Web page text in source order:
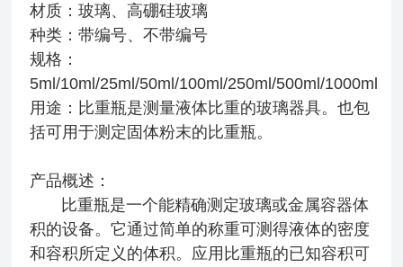
材质：玻璃、高硼硅玻璃
种类：带编号、不带编号
规格：
5ml/10ml/25ml/50ml/100ml/250ml/500ml/1000ml
用途：比重瓶是测量液体比重的玻璃器具。也包
括可用于测定固体粉末的比重瓶。
产品概述：
比重瓶是一个能精确测定玻璃或金属容器体
积的设备。它通过简单的称重可测得液体的密度
和容积所定义的体积。应用比重瓶的已知容积可